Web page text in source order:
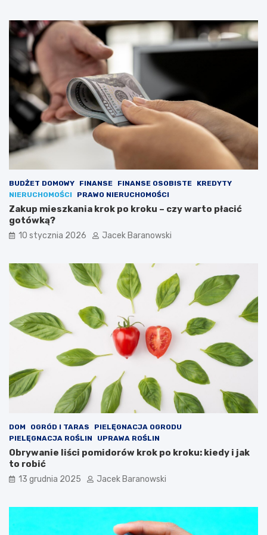
z
y
?
w
ż
p
o
w
o
?
BUDŻET DOMOWY FINANSE FINANSE OSOBISTE
KREDYTY
NIERUCHOMOŚCI
PRAWO NIERUCHOMOŚCI
Zakup mieszkania krok po kroku – czy warto płacić
gotówką?
10 stycznia 2026 Jacek Baranowski
DOM OGRÓD I TARAS
PIELĘGNACJA OGRODU
PIELĘGNACJA ROŚLIN
UPRAWA ROŚLIN
Obrywanie liści pomidorów krok po kroku: kiedy i jak
to robić
13 grudnia 2025 Jacek Baranowski